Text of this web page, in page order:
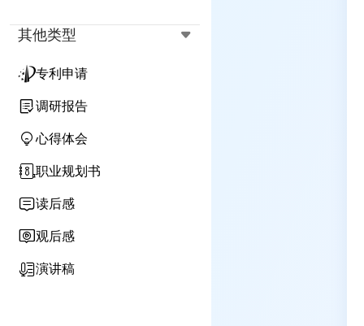
其他类型
专利申请
调研报告
心得体会
职业规划书
读后感
观后感
演讲稿